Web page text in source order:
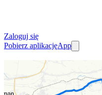
Zaloguj się
Pobierz aplikacjęApp